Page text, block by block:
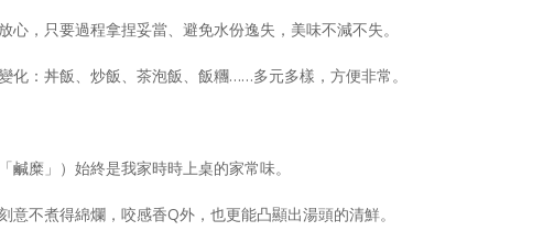
心，只要過程拿捏妥當、避免水份逸失，美味不減不失。
化：丼飯、炒飯、茶泡飯、飯糰……多元多樣，方便非常。
糜」）始終是我家時時上桌的家常味。
意不煮得綿爛，咬感香Q外，也更能凸顯出湯頭的清鮮。